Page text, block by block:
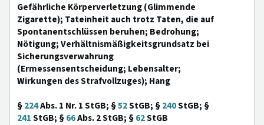
Gefährliche Körperverletzung (Glimmende
Zigarette); Tateinheit auch trotz Taten, die auf
Spontanentschlüssen beruhen; Bedrohung;
Nötigung; Verhältnismäßigkeitsgrundsatz bei
Sicherungsverwahrung
(Ermessensentscheidung; Lebensalter;
Wirkungen des Strafvollzuges); Hang
§224Abs. 1 Nr. 1 StGB; §52StGB; §240StGB; §
241StGB; §66Abs. 2 StGB; §62StGB